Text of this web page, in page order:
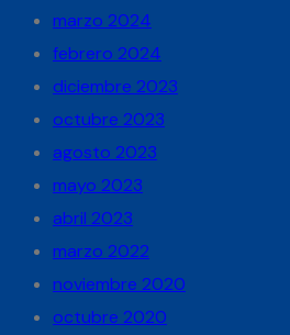
marzo 2024
febrero 2024
diciembre 2023
octubre 2023
agosto 2023
mayo 2023
abril 2023
marzo 2022
noviembre 2020
octubre 2020